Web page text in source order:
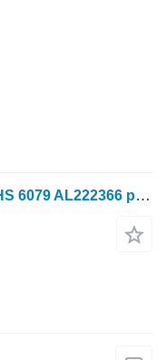
Zaczep kulowy K80 Sauermann HS 6079 AL222366 pour tracteur à roues John Deere seria 6000/7000